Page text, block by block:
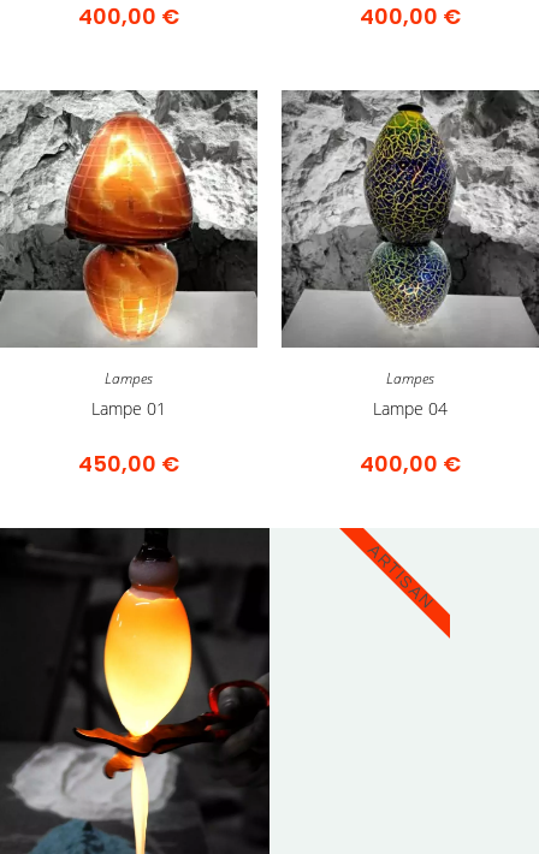
400,00 € 400,00 €
Lampes
Lampe 01
450,00 €
Lampes
Lampe 04
400,00 €
ARTISAN